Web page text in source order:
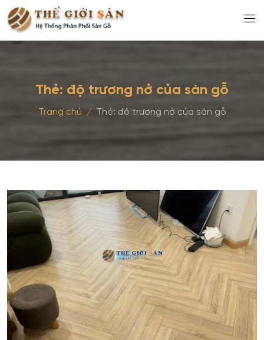
Thẻ: độ trương nở của sàn gỗ
Trang chủ / Thẻ: độ trương nở của sàn gỗ